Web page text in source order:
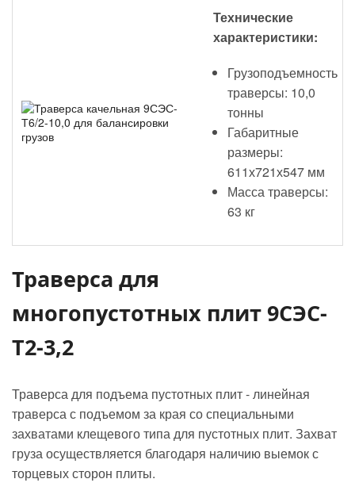
Технические
характеристики:
Грузоподъемность
траверсы: 10,0
тонны
Габаритные
размеры:
611х721х547 мм
Масса траверсы:
63 кг
Траверса для
многопустотных плит 9СЭС-
Т2-3,2
Траверса для подъема пустотных плит - линейная
траверса с подъемом за края со специальными
захватами клещевого типа для пустотных плит. Захват
груза осуществляется благодаря наличию выемок с
торцевых сторон плиты.